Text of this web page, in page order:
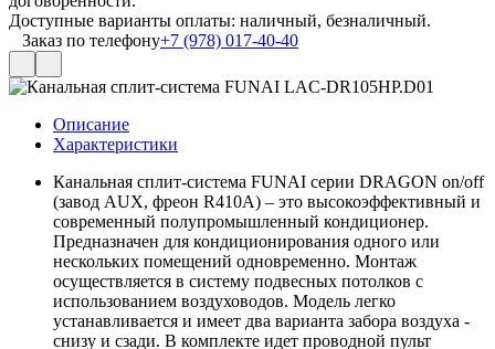
Доступные варианты оплаты: наличный, безналичный.
Заказ по телефону+7 (978) 017-40-40
Описание
Характеристики
Канальная сплит-система FUNAI серии DRAGON on/off
(завод AUX, фреон R410А) – это высокоэффективный и
современный полупромышленный кондиционер.
Предназначен для кондиционирования одного или
нескольких помещений одновременно. Монтаж
осуществляется в систему подвесных потолков с
использованием воздуховодов. Модель легко
устанавливается и имеет два варианта забора воздуха -
снизу и сзади. В комплекте идет проводной пульт